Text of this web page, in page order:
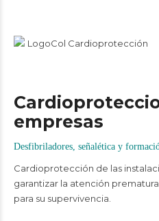
empresas
Desfibriladores, señalética y
Cardioprotección de las
garantizar la atención
para su supervivencia.